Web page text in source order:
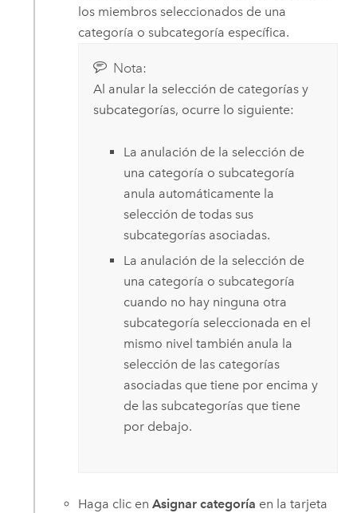
los miembros seleccionados de una
categoría o subcategoría específica.
Nota:
Al anular la selección de categorías y
subcategorías, ocurre lo siguiente:
La anulación de la selección de
una categoría o subcategoría
anula automáticamente la
selección de todas sus
subcategorías asociadas.
La anulación de la selección de
una categoría o subcategoría
cuando no hay ninguna otra
subcategoría seleccionada en el
mismo nivel también anula la
selección de las categorías
asociadas que tiene por encima y
de las subcategorías que tiene
por debajo.
Haga clic enAsignar categoría en la tarjeta